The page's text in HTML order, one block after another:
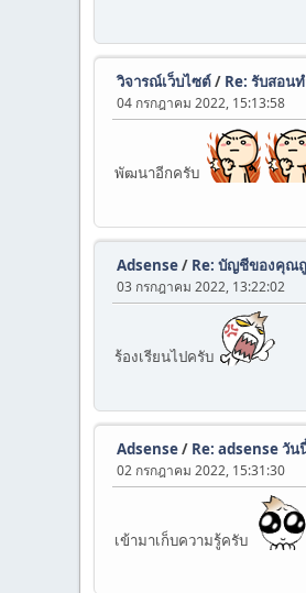
วิจารณ์เว็บไซต์/ Re: รับสอน
04 กรกฎาคม 2022, 15:13:58
พัฒนาอีกครับ
Adsense/ Re: บัญชีของคุณ
03 กรกฎาคม 2022, 13:22:02
ร้องเรียนไปครับ
Adsense/ Re: adsense วั
02 กรกฎาคม 2022, 15:31:30
เข้ามาเก็บความรู้ครับ